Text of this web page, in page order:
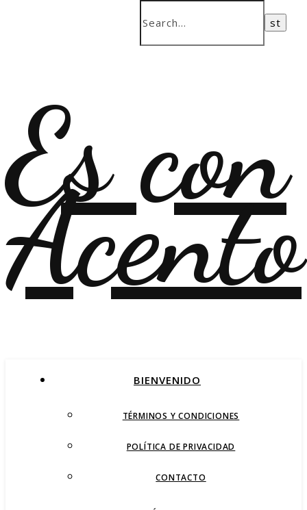
Es con
Acento
BIENVENIDO
TÉRMINOS Y CONDICIONES
POLÍTICA DE PRIVACIDAD
CONTACTO